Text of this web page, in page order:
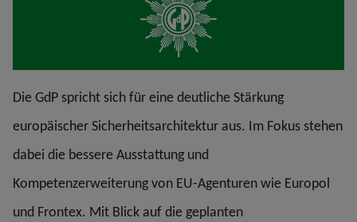
Die GdP spricht sich für eine deutliche Stärkung
europäischer Sicherheitsarchitektur aus. Im Fokus stehen
dabei die bessere Ausstattung und
Kompetenzerweiterung von EU-Agenturen wie Europol
und Frontex. Mit Blick auf die geplanten